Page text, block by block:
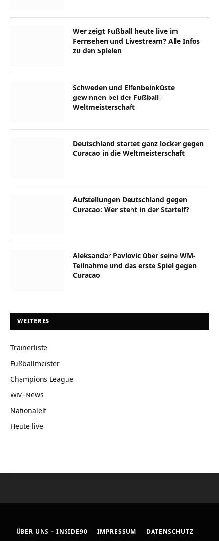
Wer zeigt Fußball heute live im
Fernsehen und Livestream? Alle Infos
zu den Spielen
Schweden und Elfenbeinküste
gewinnen bei der Fußball-
Weltmeisterschaft
Deutschland startet ganz locker gegen
Curacao in die Weltmeisterschaft
Aufstellungen Deutschland gegen
Curacao: Wer steht in der Startelf?
Aleksandar Pavlovic über seine WM-
Teilnahme und das erste Spiel gegen
Curacao
WEITERES
Trainerliste
Fußballmeister
Champions League
WM-News
Nationalelf
Heute live
ÜBER UNS – INSIDE90 IMPRESSUM DATENSCHUTZ